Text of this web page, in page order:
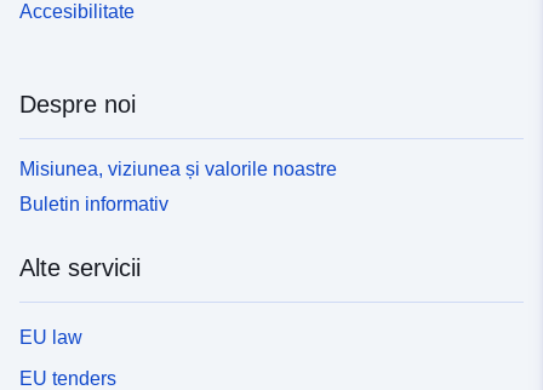
Accesibilitate
Despre noi
Misiunea, viziunea și valorile noastre
Buletin informativ
Alte servicii
EU law
EU tenders